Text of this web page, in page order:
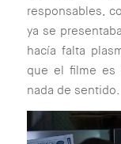
responsables,
ya se
hacía falta
que el filme es
nada de sentido.